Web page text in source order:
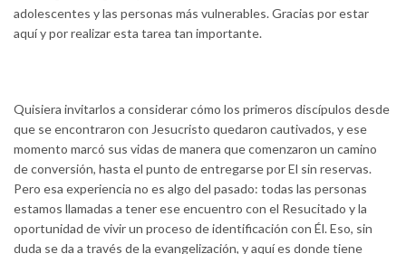
adolescentes y las personas más vulnerables. Gracias por estar
aquí y por realizar esta tarea tan importante.
Quisiera invitarlos a considerar cómo los primeros discípulos desde
que se encontraron con Jesucristo quedaron cautivados, y ese
momento marcó sus vidas de manera que comenzaron un camino
de conversión, hasta el punto de entregarse por El sin reservas.
Pero esa experiencia no es algo del pasado: todas las personas
estamos llamadas a tener ese encuentro con el Resucitado y la
oportunidad de vivir un proceso de identificación con Él. Eso, sin
duda se da a través de la evangelización, y aquí es donde tiene